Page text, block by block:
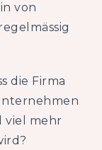
von
die Firma
viel mehr